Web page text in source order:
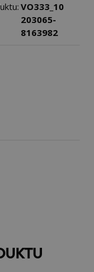
VO333_10
203065-
8163982